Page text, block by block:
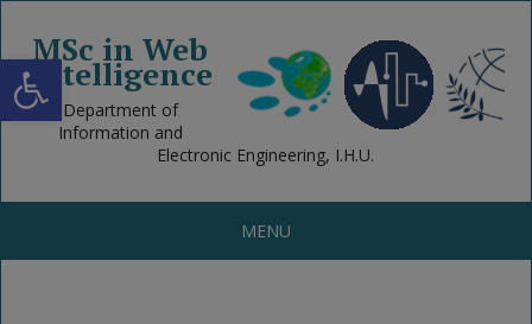
Open toolbarMSc in Web
Intelligence
Department of
Information and
Electronic Engineering, I.H.U.
MENU